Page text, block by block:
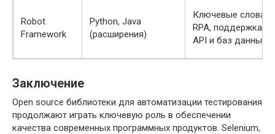
Robot
Framework
Python, Java
(расширения)
Ключевые слова,
RPA, поддержка
API и баз данных
Заключение
Open source библиотеки для автоматизации тестирования
продолжают играть ключевую роль в обеспечении
качества современных программных продуктов. Selenium,